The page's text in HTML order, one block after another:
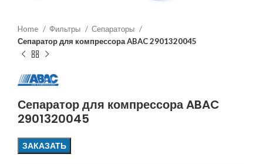
Home Фильтры
Сепараторы
Сепаратор для компрессора ABAC 2901320045
Сепаратор для компрессора ABAC
2901320045
ЗАКАЗАТЬ